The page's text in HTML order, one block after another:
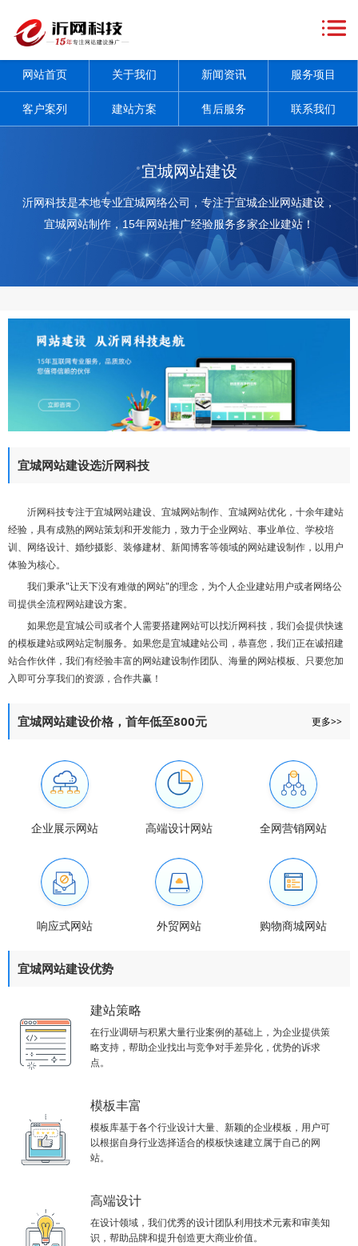
首
页
于
我
新
闻
服
网站首页 关于我们 新闻资讯 服务项目
客户案列 建站方案 售后服务 联系我们
宜城网站建设
沂网科技是本地专业宜城网络公司，专注于宜城企业网站建设，
宜城网站制作，15年网站推广经验服务多家企业建站！
宜城网站建设选沂网科技
沂网科技专注于宜城网站建设、宜城网站制作、宜城网站优化，十余年建站
经验，具有成熟的网站策划和开发能力，致力于企业网站、事业单位、学校培
训、网络设计、婚纱摄影、装修建材、新闻博客等领域的网站建设制作，以用户
体验为核心。
我们秉承"让天下没有难做的网站"的理念，为个人企业建站用户或者网络公
司提供全流程网站建设方案。
如果您是宜城公司或者个人需要搭建网站可以找沂网科技，我们会提供快速
的模板建站或网站定制服务。如果您是宜城建站公司，恭喜您，我们正在诚招建
站合作伙伴，我们有经验丰富的网站建设制作团队、海量的网站模板、只要您加
入即可分享我们的资源，合作共赢！
宜城网站建设价格，首年低至800元 更多>>
企业展示网站 高端设计网站 全网营销网站
响应式网站 外贸网站 购物商城网站
宜城网站建设优势
建站策略
在行业调研与积累大量行业案例的基础上，为企业提供策
略支持，帮助企业找出与竞争对手差异化，优势的诉求
点。
模板丰富
模板库基于各个行业设计大量、新颖的企业模板，用户可
以根据自身行业选择适合的模板快速建立属于自己的网
站。
高端设计
在设计领域，我们优秀的设计团队利用技术元素和审美知
识，帮助品牌和提升创造更大商业价值。